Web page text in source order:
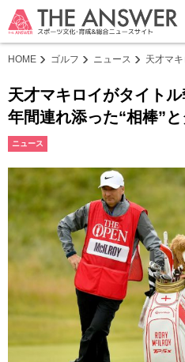
HOME ゴルフ ニュース 天才マ
天才マキロイがタイト
年間連れ添った“相棒”
ニュース